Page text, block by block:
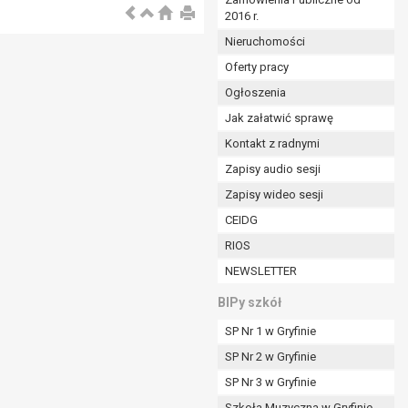
2016 r.
Nieruchomości
Oferty pracy
Ogłoszenia
Jak załatwić sprawę
Kontakt z radnymi
Zapisy audio sesji
Zapisy wideo sesji
CEIDG
RIOS
NEWSLETTER
BIPy szkół
SP Nr 1 w Gryfinie
SP Nr 2 w Gryfinie
SP Nr 3 w Gryfinie
(Dz.U. z 2017r., poz. 1875 ze zm.) oraz z
i celu określonym w treści zgody.
odbiorcom lub kategoriom odbiorców danych
z terminami archiwizacji określonymi przez
czasu wycofania tej zgody.
do realizacji zawartej umowy, a po tym
na przetwarzanie danych po zakończeniu i
z umowy o dofinansowanie zawartej między